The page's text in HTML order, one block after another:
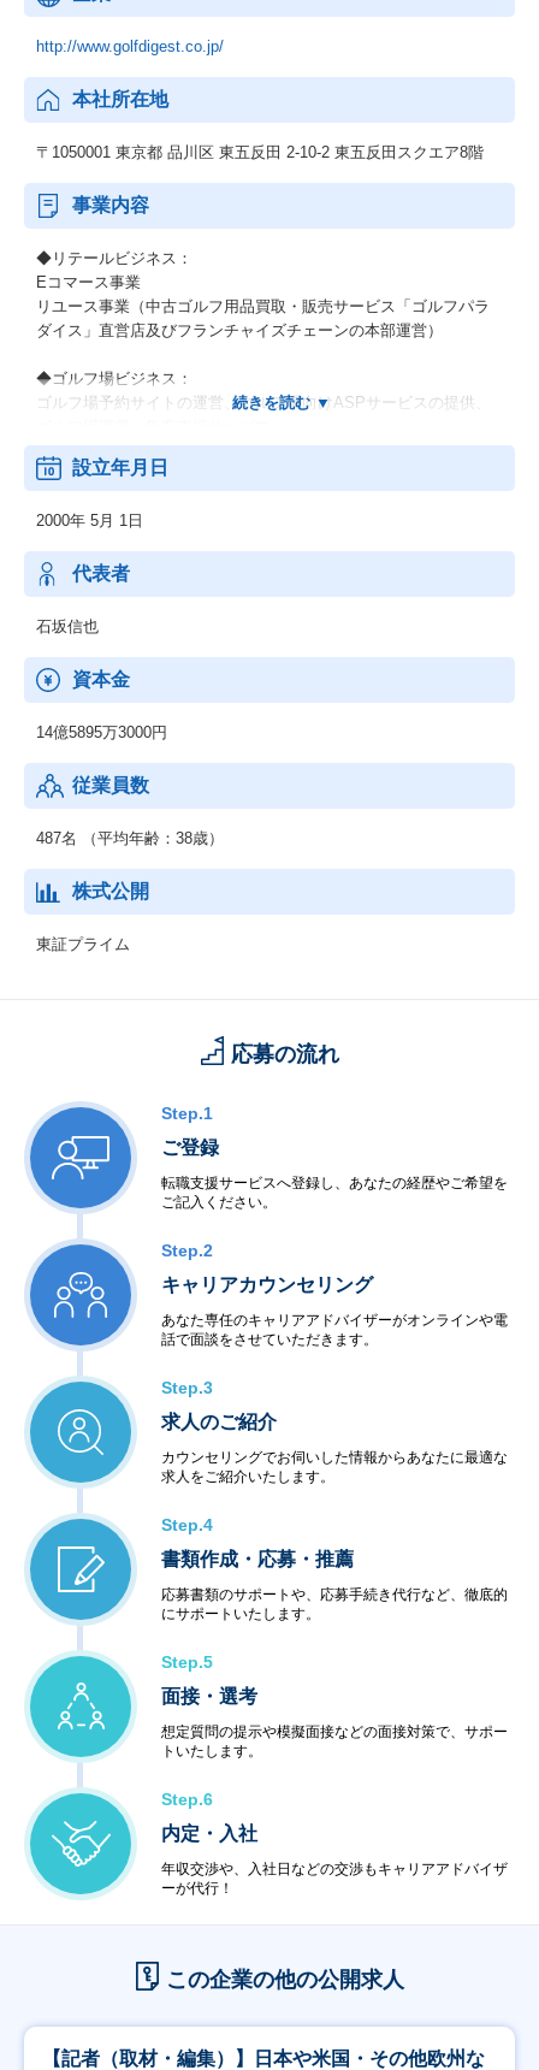
http://www.golfdigest.co.jp/
本社所在地
〒1050001 東京都 品川区 東五反田 2-10-2 東五反田スクエア8階
事業内容
◆リテールビジネス：
Eコマース事業
リユース事業（中古ゴルフ用品買取・販売サービス「ゴルフパラ
ダイス」直営店及びフランチャイズチェーンの本部運営）
◆ゴルフ場ビジネス：
ゴルフ場予約サイトの運営、ゴルフ場向けASPサービスの提供、
◆メディアビジネス：
ニティサービス等)、広告事業(自社メディア広告媒体)
モバイル事業、検定事業
設立年月日
2000年 5月 1日
代表者
石坂信也
資本金
14億5895万3000円
従業員数
487名 （平均年齢：38歳）
株式公開
東証プライム
応募の流れ
Step.1
ご登録
転職支援サービスへ登録し、あなたの経歴やご希望を
ご記入ください。
Step.2
キャリアカウンセリング
あなた専任のキャリアアドバイザーがオンラインや電
話で面談をさせていただきます。
Step.3
求人のご紹介
カウンセリングでお伺いした情報からあなたに最適な
求人をご紹介いたします。
Step.4
書類作成・応募・推薦
応募書類のサポートや、応募手続き代行など、徹底的
にサポートいたします。
Step.5
面接・選考
想定質問の提示や模擬面接などの面接対策で、サポー
トいたします。
Step.6
内定・入社
年収交渉や、入社日などの交渉もキャリアアドバイザ
ーが代行！
この企業の他の公開求人
【記者（取材・編集）】日本や米国・その他欧州な